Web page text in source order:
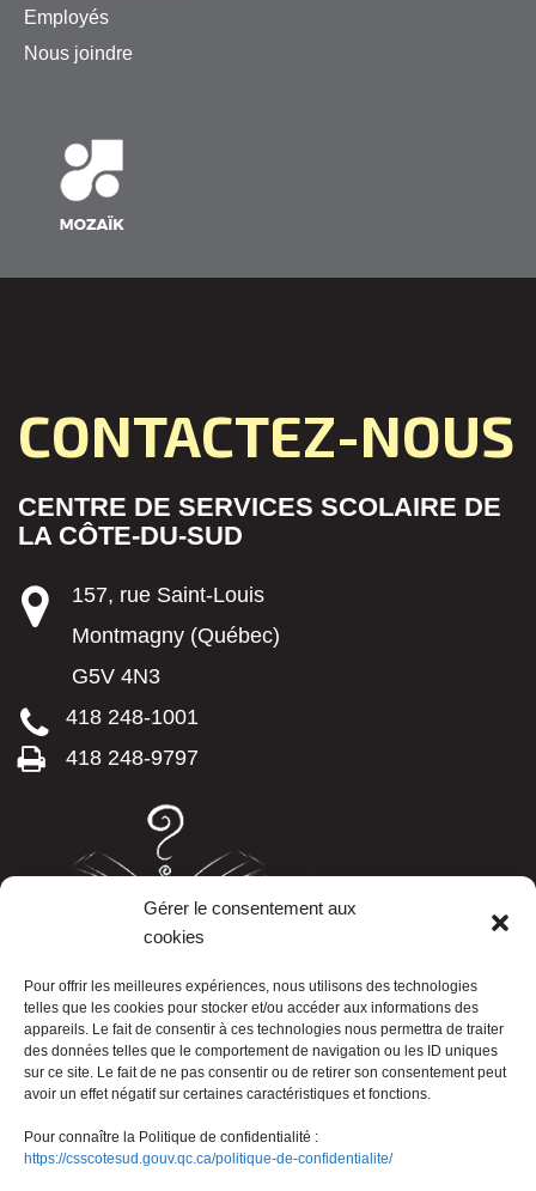
Gérer le consentement aux
cookies
Pour offrir les meilleures expériences, nous utilisons des technologies
telles que les cookies pour stocker et/ou accéder aux informations des
appareils. Le fait de consentir à ces technologies nous permettra de traiter
des données telles que le comportement de navigation ou les ID uniques
sur ce site. Le fait de ne pas consentir ou de retirer son consentement peut
avoir un effet négatif sur certaines caractéristiques et fonctions.
Pour connaître la Politique de confidentialité :
https://csscotesud.gouv.qc.ca/politique-de-confidentialite/
Employés
Nous joindre
CONTACTEZ-NOUS
CENTRE DE SERVICES SCOLAIRE DE
LA CÔTE-DU-SUD
157, rue Saint-Louis
Montmagny (Québec)
G5V 4N3
418 248-1001
418 248-9797
LISTE TÉLÉPHONIQUE
Nous joindre